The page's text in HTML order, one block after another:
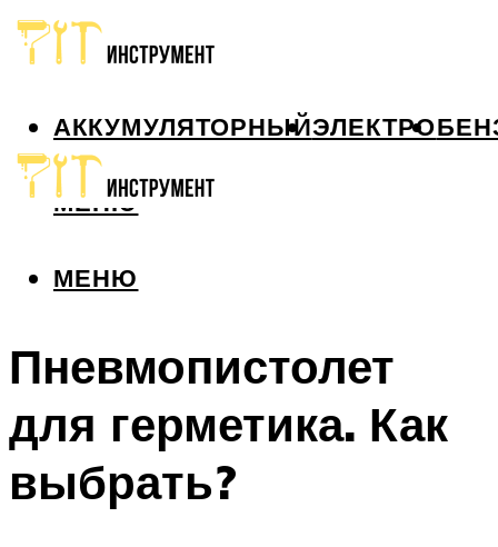
АККУМУЛЯТОРНЫЙЭЛЕКТРО
МЕНЮ
МЕНЮ
Пневмопистолет
для герметика. Как
выбрать?